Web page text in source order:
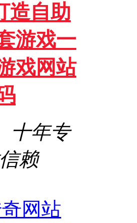
造自助
游戏一
戏网站
十年专
赖